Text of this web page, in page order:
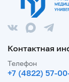
Контактная
Телефон
+7 (4822) 57-